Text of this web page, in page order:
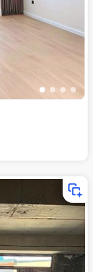
• • • •